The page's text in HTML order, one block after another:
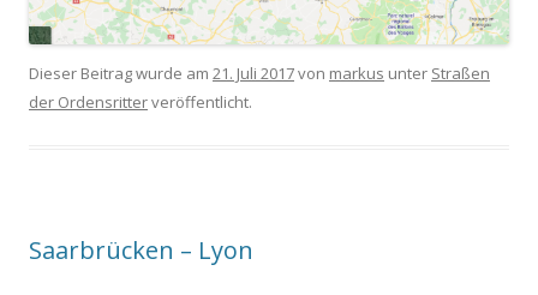
Dieser Beitrag wurde am 21. Juli 2017von markus unter Straßen
der Ordensritterveröffentlicht.
Saarbrücken – Lyon